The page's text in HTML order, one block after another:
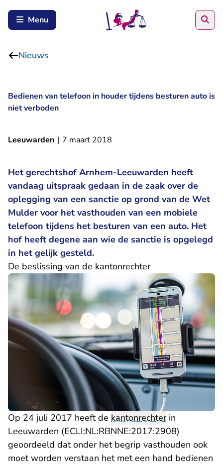
Menu
Nieuws
Bedienen van telefoon in houder tijdens besturen auto is
niet verboden
Leeuwarden | 7 maart 2018
Het gerechtshof Arnhem-Leeuwarden heeft
vandaag uitspraak gedaan in de zaak over de
oplegging van een sanctie op grond van de Wet
Mulder voor het vasthouden van een mobiele
telefoon tijdens het besturen van een auto. Het
hof heeft degene aan wie de sanctie is opgelegd
in het gelijk gesteld.
De beslissing van de kantonrechter
Op 24 juli 2017 heeft de kantonrechterin
Leeuwarden (ECLI:NL:RBNNE:2017:2908)
geoordeeld dat onder het begrip vasthouden ook
moet worden verstaan het met een hand bedienen